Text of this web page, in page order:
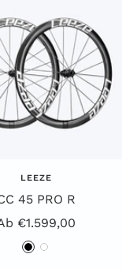
LEEZE
45 PRO R
€1.599,00
S W